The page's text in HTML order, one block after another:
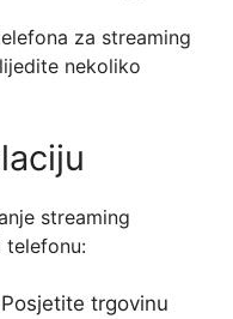
za streaming
nekoliko
streaming
telefonu:
trgovinu